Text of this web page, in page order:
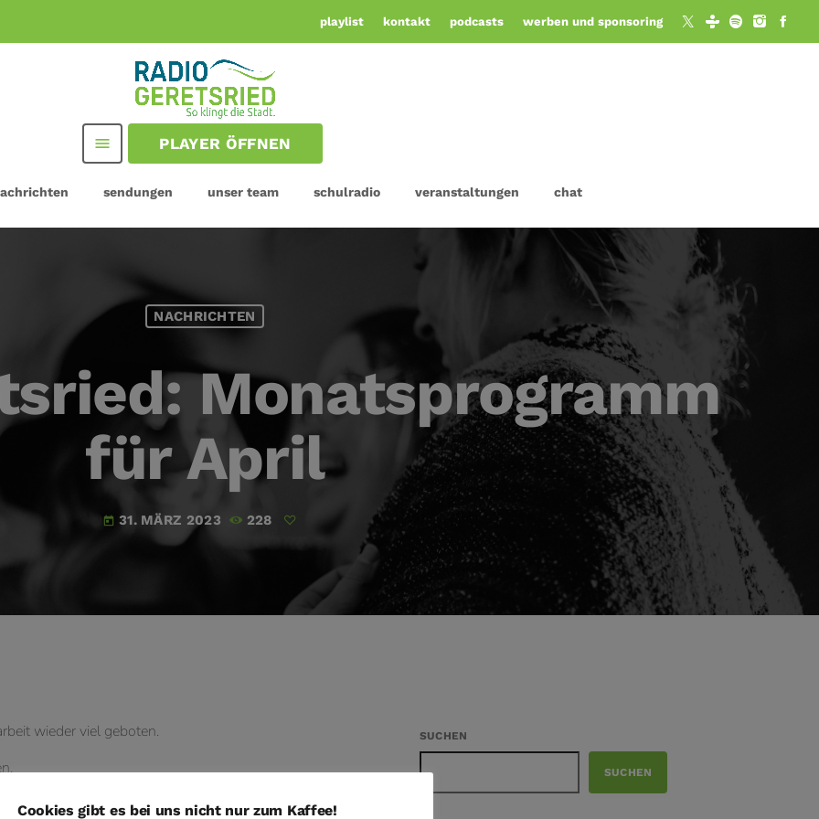
playlist kontakt podcasts werben und sponsoring
sendungen unser team schulradio veranstaltungen chat
menu PLAYER ÖFFNEN
NACHRICHTEN
Monatsprogramm
für April
today 31. MÄRZ 2023 228
wieder viel geboten.
SUCHEN
SUCHEN
Cookies gibt es bei uns nicht nur zum Kaffee!